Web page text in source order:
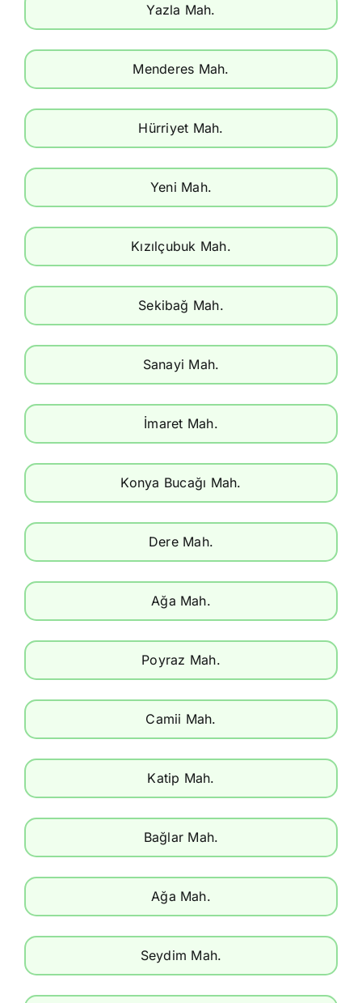
Yazla Mah.
Menderes Mah.
Hürriyet Mah.
Yeni Mah.
Kızılçubuk Mah.
Sekibağ Mah.
Sanayi Mah.
İmaret Mah.
Konya Bucağı Mah.
Dere Mah.
Ağa Mah.
Poyraz Mah.
Camii Mah.
Katip Mah.
Bağlar Mah.
Ağa Mah.
Seydim Mah.